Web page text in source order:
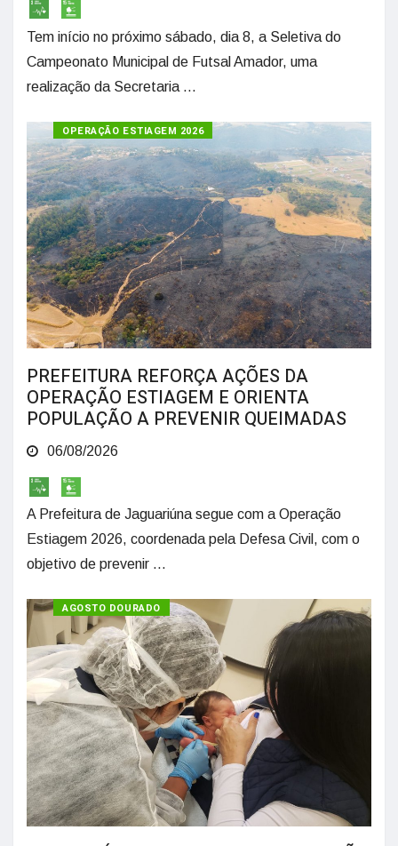
Tem início no próximo sábado, dia 8, a Seletiva do
Campeonato Municipal de Futsal Amador, uma
realização da Secretaria ...
OPERAÇÃO ESTIAGEM 2026
PREFEITURA REFORÇA AÇÕES DA
OPERAÇÃO ESTIAGEM E ORIENTA
POPULAÇÃO A PREVENIR QUEIMADAS
06/08/2026
A Prefeitura de Jaguariúna segue com a Operação
Estiagem 2026, coordenada pela Defesa Civil, com o
objetivo de prevenir ...
SAÚDE
AGOSTO DOURADO